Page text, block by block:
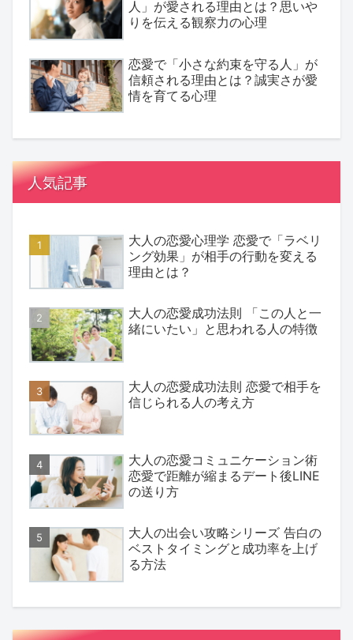
人」が愛される理由とは？思いや
りを伝える観察力の心理
恋愛で「小さな約束を守る人」が
信頼される理由とは？誠実さが愛
情を育てる心理
人気記事
大人の恋愛心理学 恋愛で「ラベリ
ング効果」が相手の行動を変える
理由とは？
大人の恋愛成功法則 「この人と一
緒にいたい」と思われる人の特徴
大人の恋愛成功法則 恋愛で相手を
信じられる人の考え方
大人の恋愛コミュニケーション術
恋愛で距離が縮まるデート後LINE
の送り方
大人の出会い攻略シリーズ 告白の
ベストタイミングと成功率を上げ
る方法